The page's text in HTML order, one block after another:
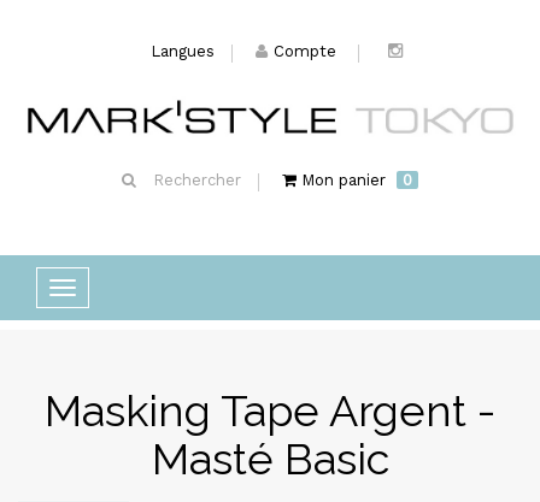
Langues Compte
Rechercher Mon panier 0
Basculer
la
Masking Tape Argent -
Masté Basic